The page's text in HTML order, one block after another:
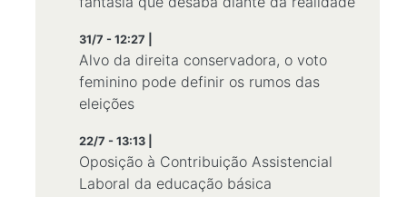
31/7 - 12:27 |
Alvo da direita conservadora, o voto
feminino pode definir os rumos das
eleições
22/7 - 13:13 |
Oposição à Contribuição Assistencial
Laboral da educação básica